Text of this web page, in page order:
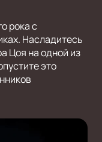
рока с
Насладитесь
Цоя на одной из
это